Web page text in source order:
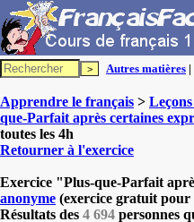
Autres matières |
Apprendre le français >
que-Parfait après certaines
toutes les 4h
Retourner à l'exercice
Exercice "Plus-que-Parfait
anonyme (exercice gratuit
Résultats des 4 694 personnes